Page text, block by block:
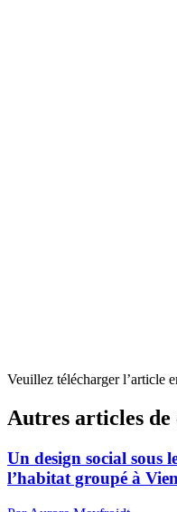
Veuillez télécharger l’article
Autres articles de
Un design social sous
l’habitat groupé à